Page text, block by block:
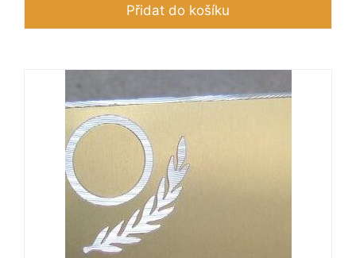
Přidat do košíku